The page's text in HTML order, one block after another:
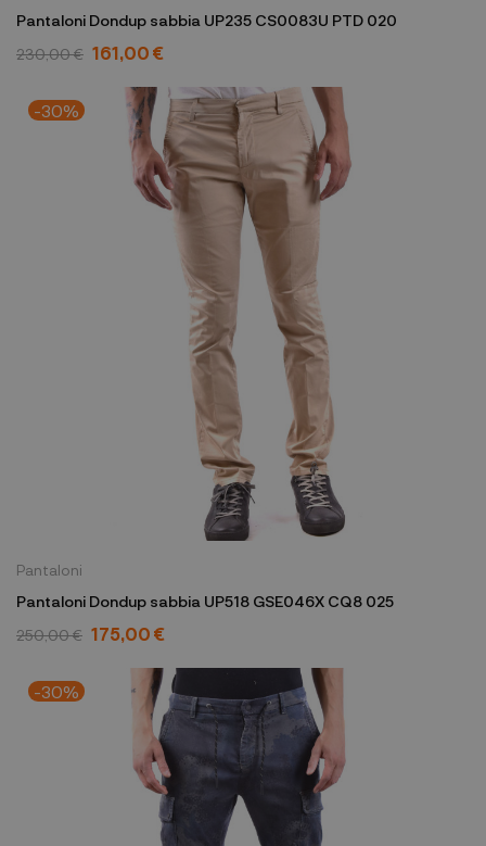
Pantaloni Dondup sabbia UP235 CS0083U PTD 020
230,00 € 161,00 €
-30%
Pantaloni
Pantaloni Dondup sabbia UP518 GSE046X CQ8 025
250,00 € 175,00 €
-30%